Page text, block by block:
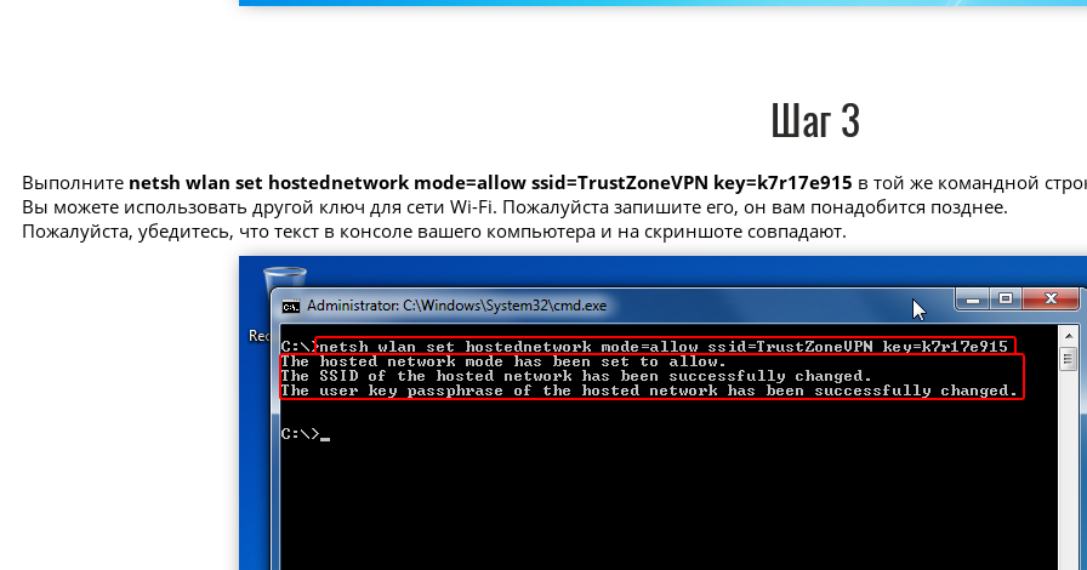
Шаг 3
Выполните netsh wlan set hostednetwork mode=allow ssid=TrustZoneVPN key=k7r17e915 в той же командной
Вы можете использовать другой ключ для сети Wi-Fi. Пожалуйста запишите его, он вам понадобится позднее.
Пожалуйста, убедитесь, что текст в консоле вашего компьютера и на скриншоте совпадают.